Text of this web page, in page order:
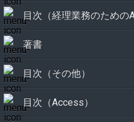
目次（経理業務のための
著書
目次（その他）
目次（Access）